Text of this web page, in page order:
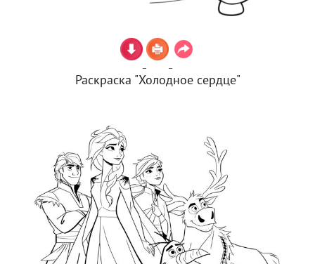
Раскраска "Холодное сердце"